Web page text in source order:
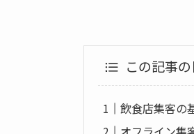
この記事
飲食店集客の